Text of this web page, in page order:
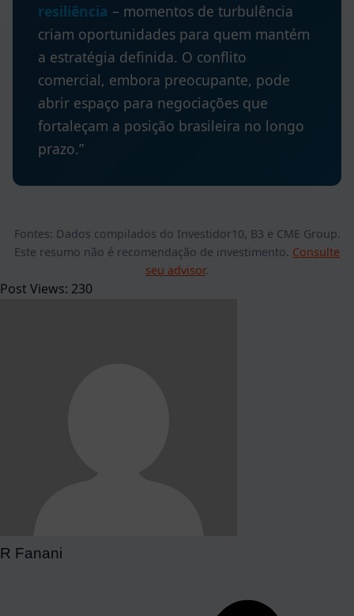
resiliência – momentos de turbulência
criam oportunidades para quem mantém
a estratégia definida. O conflito
comercial, embora preocupante, pode
abrir espaço para negociações que
fortaleçam a posição brasileira no longo
prazo.”
Fontes: Dados compilados do Investidor10, B3 e CME Group.
Este resumo não é recomendação de investimento. Consulte
seu advisor.
Post Views: 230
R Fanani